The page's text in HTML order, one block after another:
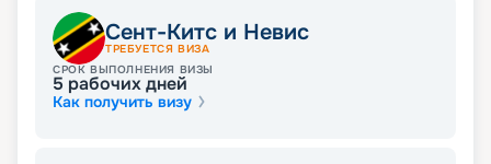
пассажиры. Для них действуют несколько
программ, адаптированных для разных
возрастов.
В путь вместе с «Круиз.онлайн»
Сент-Китс и Невис
ТРЕБУЕТСЯ ВИЗА
СРОК ВЫПОЛНЕНИЯ ВИЗЫ
5 рабочих дней
Как получить визу